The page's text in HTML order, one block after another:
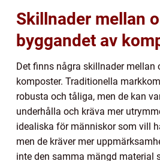
Skillnader mellan
byggandet av
Det finns några skillnader mellan
komposter. Traditionella
robusta och tåliga, men de kan
underhålla och kräva mer
idealiska för människor som vill
men de kräver mer
inte den samma mängd material